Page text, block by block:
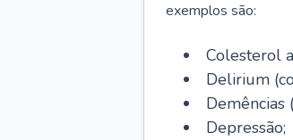
exemplos são:
Colesterol
Delirium
Demências
Depressão;